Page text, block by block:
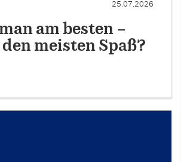
25.07.2026
am besten –
meisten Spaß?